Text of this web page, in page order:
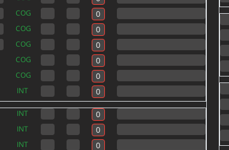
COG
COG
COG
COG
COG
INT
INT
INT
INT